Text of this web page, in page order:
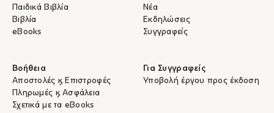
Παιδικά Βιβλία
Βιβλία
eBooks
Νέα
Εκδηλώσεις
Συγγραφείς
Βοήθεια
Αποστολές & Επιστροφές
Πληρωμές & Ασφάλεια
Σχετικά με τα eBooks
Για Συγγραφείς
Υποβολή έργου προς έκδοση